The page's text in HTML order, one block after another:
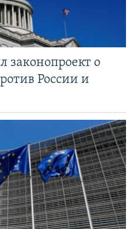
о
России и